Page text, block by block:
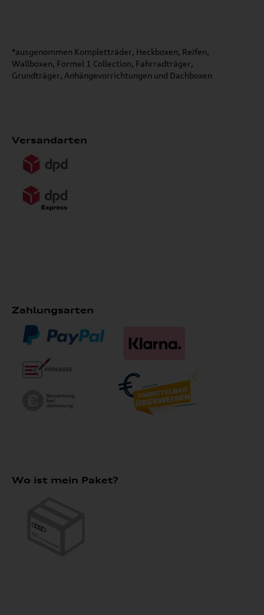
*ausgenommen Kompletträder, Heckboxen, Reifen,
Wallboxen, Formel 1 Collection, Fahrradträger,
Grundträger, Anhängevorrichtungen und Dachboxen
Versandarten
Zahlungsarten
Wo ist mein Paket?